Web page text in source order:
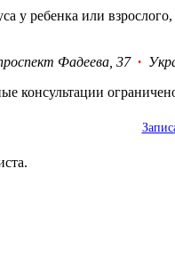
у ребенка или
Фадеева, 37 ·
консультации